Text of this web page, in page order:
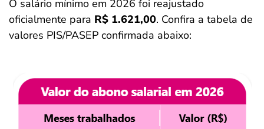
O salário mínimo em 2026 foi reajustado
oficialmente para R$ 1.621,00. Confira a tabela de
valores PIS/PASEP confirmada abaixo: